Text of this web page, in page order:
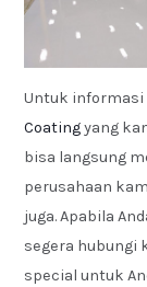
Untuk informasi
Coatingyang
bisa langsung
perusahaan
juga. Apabila
segera hubungi
special untuk